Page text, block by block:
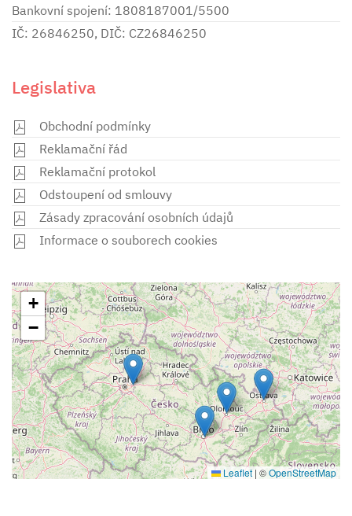
Bankovní spojení: 1808187001/5500
IČ: 26846250, DIČ: CZ26846250
Legislativa
Obchodní podmínky
Reklamační řád
Reklamační protokol
Odstoupení od smlouvy
Zásady zpracování osobních údajů
Informace o souborech cookies
+
−
Leaflet | ©OpenStreetMap